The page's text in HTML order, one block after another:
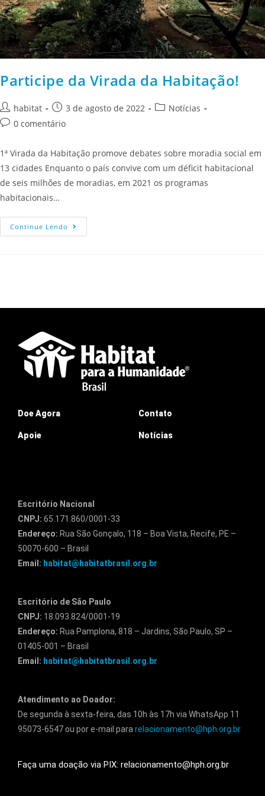
Participe da Virada da Habitação!
habitat 3 de agosto de 2022
Notícias
0 comentário
1ª Virada da Habitação promove debates sobre moradia social em
13 cidades Enquanto o país convive com um déficit habitacional
de seis milhões de moradias, em 2021 os programas
habitacionais…
Continue Lendo
Doe Agora
Apoie
Contato
Notícias
Escritório Nacional
CNPJ: 65.171.860/0001-33
Endereço: Rua São Gonçalo, 118 – Boa Vista, Recife, PE –
50070-600 – Brasil
Email: habitat@habitatbrasil.org.br
Escritório de São Paulo
CNPJ: 18.093.824/0001-19
Endereço: Rua Pamplona, 818 – Jardins, São Paulo, SP –
01405-001 – Brasil
Email: habitat@habitatbrasil.org.br
Atendimento ao Doador:
De segunda à sexta-feira, das 10h às 17h via WhatsApp 11
95073-6547 ou por e-mail para relacionamento@hph.org.br
Faça uma doação via PIX: relacionamento@hph.org.br